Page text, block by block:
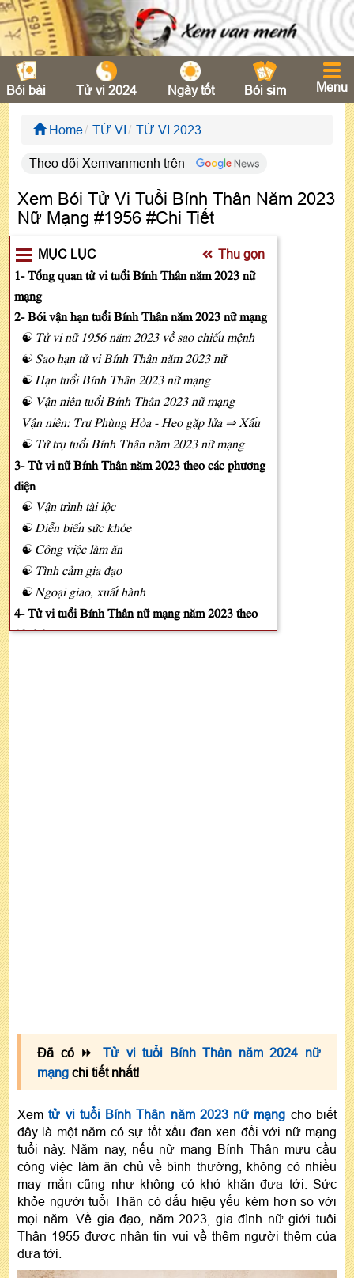
Bói bài Tử vi 2024 Ngày tốt Bói sim Menu
Home TỬ VI TỬ VI 2023
Theo dõi Xemvanmenh trên
Xem Bói Tử Vi Tuổi Bính Thân Năm 2023
Nữ Mạng #1956 #Chi Tiết
MỤC LỤC Thu gọn
1- Tổng quan tử vi tuổi Bính Thân năm 2023 nữ
mạng
2- Bói vận hạn tuổi Bính Thân năm 2023 nữ mạng
☯ Tử vi nữ 1956 năm 2023 về sao chiếu mệnh
☯ Sao hạn tử vi Bính Thân năm 2023 nữ
☯ Hạn tuổi Bính Thân 2023 nữ mạng
☯ Vận niên tuổi Bính Thân 2023 nữ mạng
Vận niên: Trư Phùng Hỏa - Heo gặp lửa ⇒ Xấu
☯ Tứ trụ tuổi Bính Thân năm 2023 nữ mạng
3- Tử vi nữ Bính Thân năm 2023 theo các phương
diện
☯ Vận trình tài lộc
☯ Diễn biến sức khỏe
☯ Công việc làm ăn
☯ Tình cảm gia đạo
☯ Ngoại giao, xuất hành
4- Tử vi tuổi Bính Thân nữ mạng năm 2023 theo
12 tháng
Đã có ⏩Tử vi tuổi Bính Thân năm 2024 nữ
mạng chi tiết nhất!
Xemtử vi tuổi Bính Thân năm 2023 nữ mạng cho biết
đây là một năm có sự tốt xấu đan xen đối với nữ mạng
tuổi này. Năm nay, nếu nữ mạng Bính Thân mưu cầu
công việc làm ăn chủ về bình thường, không có nhiều
may mắn cũng như không có khó khăn đưa tới. Sức
khỏe người tuổi Thân có dấu hiệu yếu kém hơn so với
mọi năm. Về gia đạo, năm 2023, gia đình nữ giới tuổi
Thân 1955 được nhận tin vui về thêm người thêm của
đưa tới.